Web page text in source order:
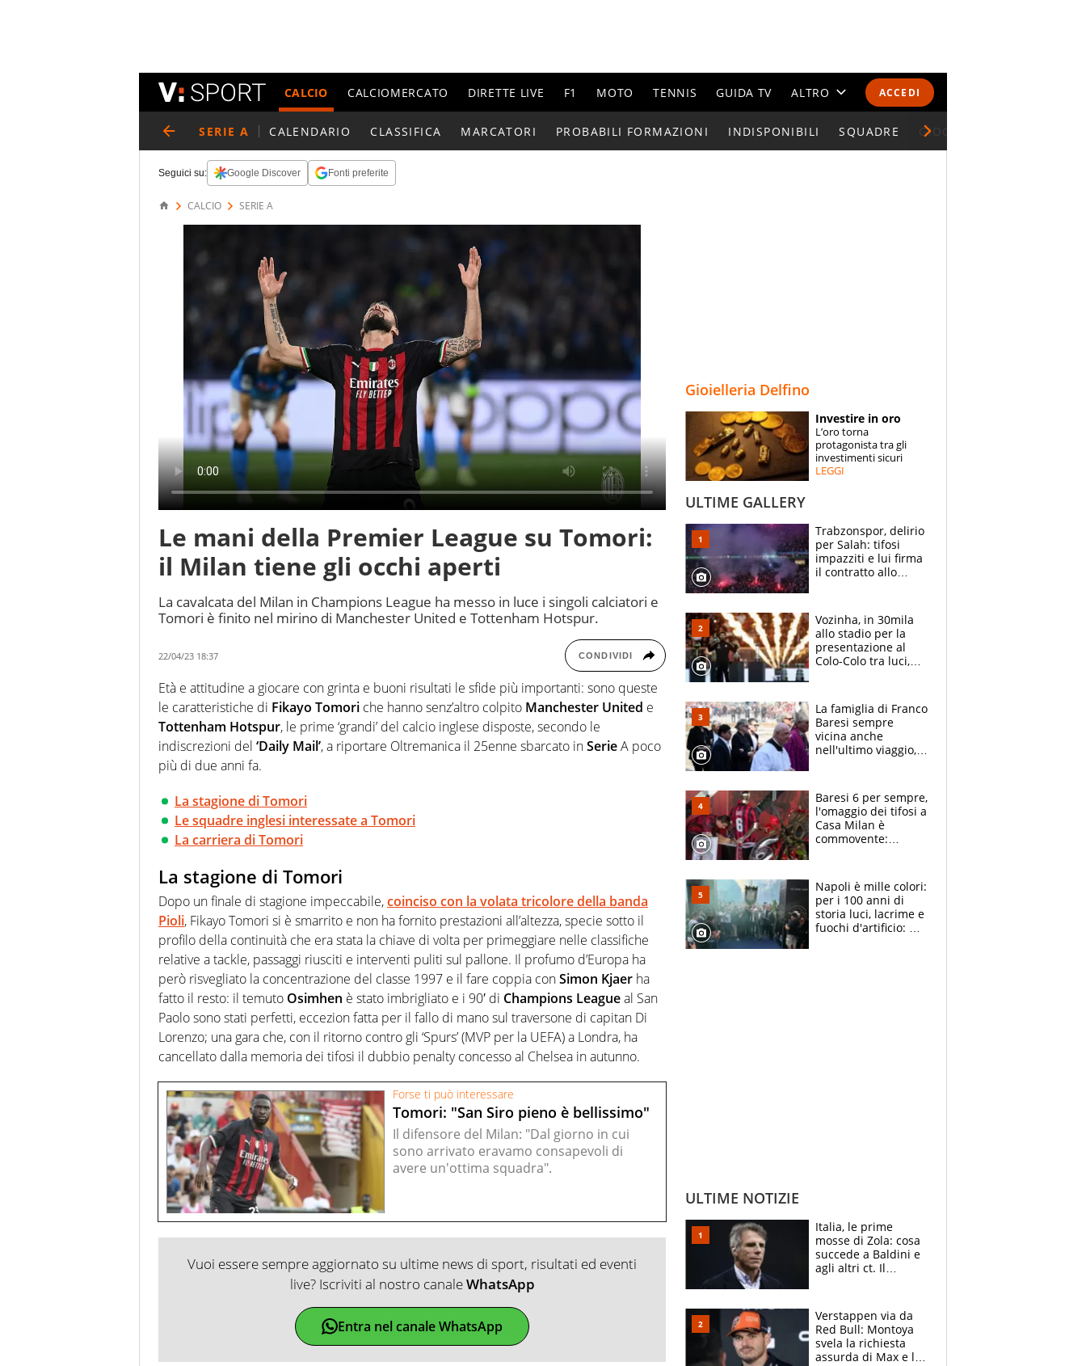
ACCEDI
CALCIO CALCIOMERCATO DIRETTE LIVE F1 MOTO TENNIS GUIDA TV ALTRO
CALENDARI E CLASSIFICHE
ESPERTI
CONTATTI
SERIE A CALENDARIO CLASSIFICA MARCATORI PROBABILI FORMAZIONI INDISPONIBILI SQUADRE GIOCATORI SERIE A
Seguici su: Google Discover Fonti preferite
CALCIO SERIE A
Le mani della Premier League su Tomori:
il Milan tiene gli occhi aperti
La cavalcata del Milan in Champions League ha messo in luce i singoli calciatori e
Tomori è finito nel mirino di Manchester United e Tottenham Hotspur.
22/04/23 18:37 CONDIVIDI
Età e attitudine a giocare con grinta e buoni risultati le sfide più importanti: sono queste
le caratteristiche di Fikayo Tomori che hanno senz’altro colpito Manchester United e
Tottenham Hotspur, le prime ‘grandi’ del calcio inglese disposte, secondo le
indiscrezioni del ‘Daily Mail’, a riportare Oltremanica il 25enne sbarcato inSerieA poco
più di due anni fa.
La stagione di Tomori
Le squadre inglesi interessate a Tomori
La carriera di Tomori
La stagione di Tomori
Dopo un finale di stagione impeccabile,coinciso con la volata tricolore della banda
Pioli, Fikayo Tomori si è smarrito e non ha fornito prestazioni all’altezza, specie sotto il
profilo della continuità che era stata la chiave di volta per primeggiare nelle classifiche
relative a tackle, passaggi riusciti e interventi puliti sul pallone. Il profumo d’Europa ha
però risvegliato la concentrazione del classe 1997 e il fare coppia conSimon Kjaer ha
fatto il resto: il temuto Osimhen è stato imbrigliato e i 90′ di Champions Leagueal San
Paolo sono stati perfetti, eccezion fatta per il fallo di mano sul traversone di capitan Di
Lorenzo; una gara che, con il ritorno contro gli ‘Spurs’ (MVP per la UEFA) a Londra, ha
cancellato dalla memoria dei tifosi il dubbio penalty concesso al Chelsea in autunno.
Forse ti può interessare
Tomori: "San Siro pieno è bellissimo"
Il difensore del Milan: "Dal giorno in cui
sono arrivato eravamo consapevoli di
avere un'ottima squadra".
Vuoi essere sempre aggiornato su ultime news di sport, risultati ed eventi
live? Iscriviti al nostro canaleWhatsApp
Entra nel canale WhatsApp
Gioielleria Delfino
Investire in oro
L’oro torna
protagonista tra gli
investimenti sicuri
LEGGI
ULTIME GALLERY
Trabzonspor, delirio
per Salah: tifosi
impazziti e lui firma
il contratto allo
Vozinha, in 30mila
allo stadio per la
presentazione al
Colo-Colo tra luci,
La famiglia di Franco
Baresi sempre
vicina anche
nell'ultimo viaggio,
circondati
dall'affetto dei tifosi
Baresi 6 per sempre,
l'omaggio dei tifosi a
Casa Milan è
commovente:
bigliettini
Napoli è mille colori:
per i 100 anni di
storia luci, lacrime e
fuochi d'artificio: De
ULTIME NOTIZIE
Italia, le prime
mosse di Zola: cosa
succede a Baldini e
agli altri ct. Il
azzurri
Verstappen via da
Red Bull: Montoya
svela la richiesta
assurda di Max e lo